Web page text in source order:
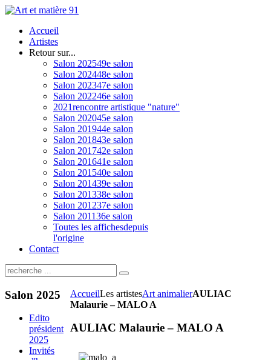
Accueil
Artistes
Retour sur...
Salon 202549e salon
Salon 202448e salon
Salon 202347e salon
Salon 202246e salon
2021rencontre artistique "nature"
Salon 202045e salon
Salon 201944e salon
Salon 201843e salon
Salon 201742e salon
Salon 201641e salon
Salon 201540e salon
Salon 201439e salon
Salon 201338e salon
Salon 201237e salon
Salon 201136e salon
Toutes les affichesdepuis
l'origine
Contact
AccueilLes artistesArt animalierAULIAC
Malaurie – MALO A
AULIAC Malaurie – MALO A
Salon 2025
Edito
président
2025
Invités